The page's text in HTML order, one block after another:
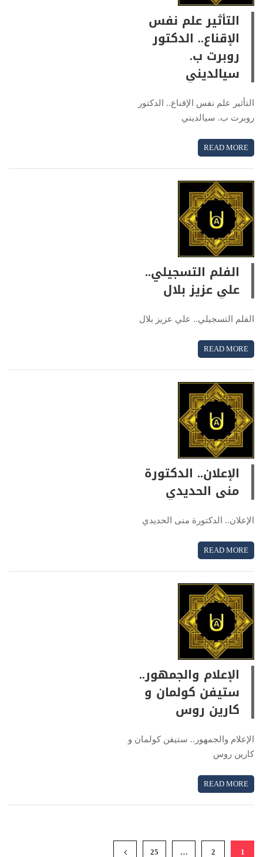
التأثير علم نفس
الإقناع.. الدكتور
روبرت ب.
سيالديني
التأثير علم نفس الإقناع.. الدكتور
روبرت ب. سيالديني
READ MORE
الفلم التسجيلي..
علي عزيز بلال
الفلم التسجيلي.. علي عزيز بلال
READ MORE
الإعلان.. الدكتورة
منى الحديدي
الإعلان.. الدكتورة منى الحديدي
READ MORE
الإعلام والجمهور..
ستيفن كولمان و
كارين روس
الإعلام والجمهور.. ستيفن كولمان و
كارين روس
READ MORE
1
2
…
25